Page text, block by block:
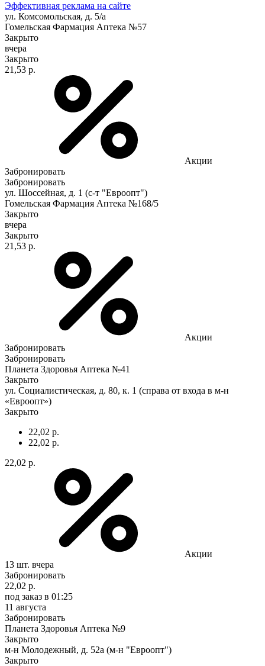
Эффективная реклама на сайте
ул. Комсомольская, д. 5/а
Гомельская Фармация Аптека №57
Закрыто
вчера
Закрыто
21,53 р.
Акции
Забронировать
Забронировать
ул. Шоссейная, д. 1 (с-т "Евроопт")
Гомельская Фармация Аптека №168/5
Закрыто
вчера
Закрыто
21,53 р.
Акции
Забронировать
Забронировать
Планета Здоровья Аптека №41
Закрыто
ул. Социалистическая, д. 80, к. 1 (справа от входа в м-н
«Евроопт»)
Закрыто
22,02 р.
22,02 р.
22,02 р.
Акции
13 шт. вчера
Забронировать
22,02 р.
под заказ в 01:25
11 августа
Забронировать
Планета Здоровья Аптека №9
Закрыто
м-н Молодежный, д. 52а (м-н "Евроопт")
Закрыто